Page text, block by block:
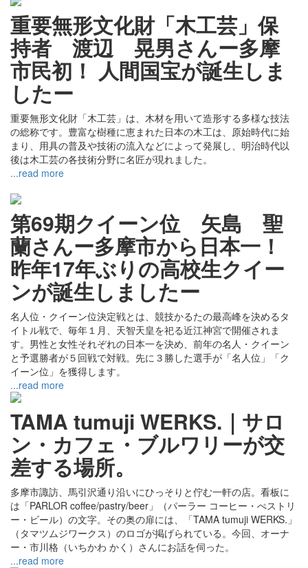
重要無形文化財「木工芸」保
持者 渡辺 晃男さんー多摩
市民初！ 人間国宝が誕生しま
したー
重要無形文化財「木工芸」は、木材を用いて造形する多様な技法
の総称です。豊富な樹種に恵まれた日本の木工は、原始時代に始
まり、用具の普及や技術の流入などによって発展し、明治時代以
後は木工芸の各技術分野に名匠が現れました。
...read more
第69期クイーン位 矢島 聖
蘭さんー多摩市から日本一！
昨年17年ぶりの高校生クイー
ンが誕生しましたー
名人位・クイーン位決定戦とは、競技かるたの最高峰を決めるタ
イトル戦で、毎年１月、天智天皇を祀る近江神宮で開催されま
す。男性と女性それぞれの日本一を決め、前年の名人・クイーン
と予選勝者が５回戦で対戦。先に３勝した選手が「名人位」「ク
イーン位」を獲得します。
...read more
TAMA tumuji WERKS.｜サロ
ン・カフェ・ブルワリーが交
差する場所。
多摩市諏訪、馬引沢通り沿いにひっそりと佇む一軒の店。看板に
は「PARLOR coffee/pastry/beer」（パーラー コーヒー・ぺストリ
ー・ビール）の文字。その奥の扉には、「TAMA tumuji WERKS.」
（タマツムジワークス）のロゴが掲げられている。今回、オーナ
ー・市川格（いちかわ かく）さんにお話を伺った。
...read more